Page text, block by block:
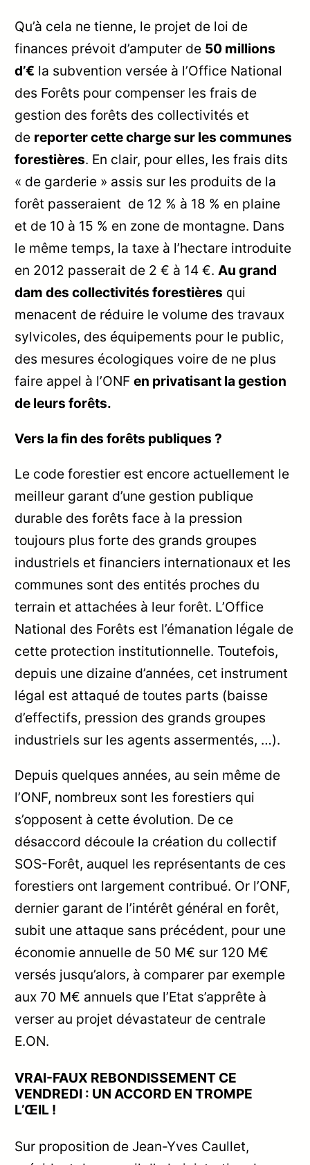
Qu’à cela ne tienne, le projet de loi de
finances prévoit d’amputer de 50 millions
d’€ la subvention versée à l’Office National
des Forêts pour compenser les frais de
gestion des forêts des collectivités et
de reporter cette charge sur les communes
forestières. En clair, pour elles, les frais dits
« de garderie » assis sur les produits de la
forêt passeraient de 12 % à 18 % en plaine
et de 10 à 15 % en zone de montagne. Dans
le même temps, la taxe à l’hectare introduite
en 2012 passerait de 2 € à 14 €. Au grand
dam des collectivités forestières qui
menacent de réduire le volume des travaux
sylvicoles, des équipements pour le public,
des mesures écologiques voire de ne plus
faire appel à l’ONFen privatisant la gestion
de leurs forêts.
Vers la fin des forêts publiques ?
Le code forestier est encore actuellement le
meilleur garant d’une gestion publique
durable des forêts face à la pression
toujours plus forte des grands groupes
industriels et financiers internationaux et les
communes sont des entités proches du
terrain et attachées à leur forêt. L’Office
National des Forêts est l’émanation légale de
cette protection institutionnelle. Toutefois,
depuis une dizaine d’années, cet instrument
légal est attaqué de toutes parts (baisse
d’effectifs, pression des grands groupes
industriels sur les agents assermentés, …).
Depuis quelques années, au sein même de
l’ONF, nombreux sont les forestiers qui
s’opposent à cette évolution. De ce
désaccord découle la création du collectif
SOS-Forêt, auquel les représentants de ces
forestiers ont largement contribué. Or l’ONF,
dernier garant de l’intérêt général en forêt,
subit une attaque sans précédent, pour une
économie annuelle de 50 M€ sur 120 M€
versés jusqu’alors, à comparer par exemple
aux 70 M€ annuels que l’Etat s’apprête à
verser au projet dévastateur de centrale
E.ON.
VRAI-FAUX REBONDISSEMENT CE
VENDREDI : UN ACCORD EN TROMPE
L’ŒIL !
Sur proposition de Jean-Yves Caullet,